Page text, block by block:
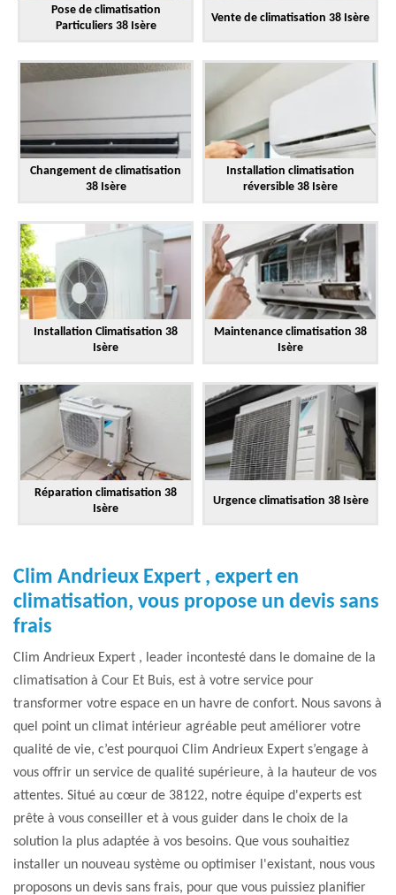
Pose de climatisation
Particuliers 38 Isère
Vente de climatisation 38 Isère
Changement de climatisation
38 Isère
Installation climatisation
réversible 38 Isère
Installation Climatisation 38
Isère
Maintenance climatisation 38
Isère
Réparation climatisation 38
Isère
Urgence climatisation 38 Isère
Clim Andrieux Expert , expert en
climatisation, vous propose un devis sans
frais
Clim Andrieux Expert , leader incontesté dans le domaine de la
climatisation à Cour Et Buis, est à votre service pour
transformer votre espace en un havre de confort. Nous savons à
quel point un climat intérieur agréable peut améliorer votre
qualité de vie, c’est pourquoi Clim Andrieux Expert s’engage à
vous offrir un service de qualité supérieure, à la hauteur de vos
attentes. Situé au cœur de 38122, notre équipe d'experts est
prête à vous conseiller et à vous guider dans le choix de la
solution la plus adaptée à vos besoins. Que vous souhaitiez
installer un nouveau système ou optimiser l'existant, nous vous
proposons un devis sans frais, pour que vous puissiez planifier